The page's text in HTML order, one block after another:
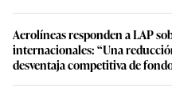
Aerolíneas responden a LAP
internacionales: “Una
desventaja competitiva de